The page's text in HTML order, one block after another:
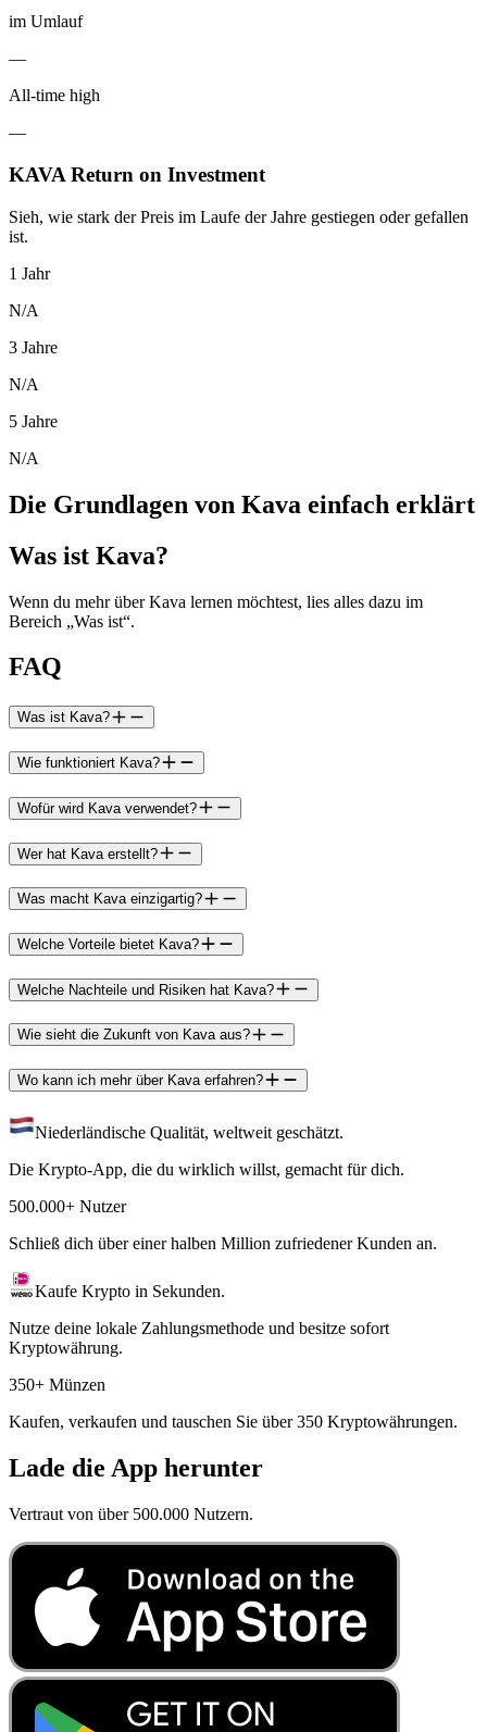
im Umlauf
—
All-time high
—
KAVA Return on Investment
Sieh, wie stark der Preis im Laufe der Jahre gestiegen oder gefallen
ist.
1 Jahr
N/A
3 Jahre
N/A
5 Jahre
N/A
Die Grundlagen von Kava einfach erklärt
Was ist Kava?
Wenn du mehr über Kava lernen möchtest, lies alles dazu im
Bereich „Was ist“.
FAQ
Was ist Kava?
Wie funktioniert Kava?
Wofür wird Kava verwendet?
Wer hat Kava erstellt?
Was macht Kava einzigartig?
Welche Vorteile bietet Kava?
Welche Nachteile und Risiken hat Kava?
Wie sieht die Zukunft von Kava aus?
Wo kann ich mehr über Kava erfahren?
Niederländische Qualität, weltweit geschätzt.
Die Krypto-App, die du wirklich willst, gemacht für dich.
500.000+ Nutzer
Schließ dich über einer halben Million zufriedener Kunden an.
Kaufe Krypto in Sekunden.
Nutze deine lokale Zahlungsmethode und besitze sofort
Kryptowährung.
350+ Münzen
Kaufen, verkaufen und tauschen Sie über 350 Kryptowährungen.
Lade die App herunter
Vertraut von über 500.000 Nutzern.